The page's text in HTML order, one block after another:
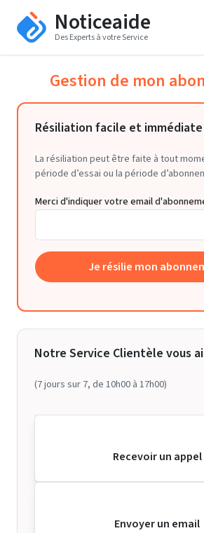
Noticeaide
Des Experts à votre Service
Gestion de mon
Résiliation facile et immédiate
La résiliation peut être faite à tout
période d’essai ou la période
Merci d'indiquer votre email
Je résilie mon
Notre Service Clientèle vous
(7 jours sur 7, de 10h00 à 17h00)
Recevoir un appel
Envoyer un email